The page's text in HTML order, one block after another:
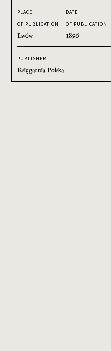
PLACE
OF PUBLICATION
Lwów
DATE
OF PUBLICATION
1896
PUBLISHER
Księgarnia Polska